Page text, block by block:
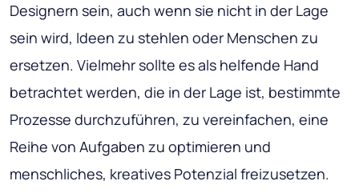
Designern sein, auch wenn sie nicht in der Lage
sein wird, Ideen zu stehlen oder Menschen zu
ersetzen. Vielmehr sollte es als helfende Hand
betrachtet werden, die in der Lage ist, bestimmte
Prozesse durchzuführen, zu vereinfachen, eine
Reihe von Aufgaben zu optimieren und
menschliches, kreatives Potenzial freizusetzen.